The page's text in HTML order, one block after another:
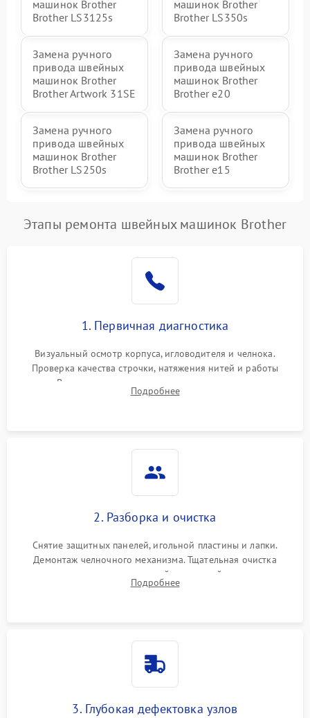
машинок Brother
Brother LS3125s
машинок Brother
Brother LS350s
Замена ручного
привода швейных
машинок Brother
Brother Artwork 31SE
Замена ручного
привода швейных
машинок Brother
Brother e20
Замена ручного
привода швейных
машинок Brother
Brother LS250s
Замена ручного
привода швейных
машинок Brother
Brother e15
Этапы ремонта швейных машинок Brother
1. Первичная диагностика
Визуальный осмотр корпуса, игловодителя и челнока.
Проверка качества строчки, натяжения нитей и работы
педали. Выявление посторонних стуков, пропусков стежков,
обрывов нити или заклинивания механизмов на тестовом
Подробнее
2. Разборка и очистка
Снятие защитных панелей, игольной пластины и лапки.
Демонтаж челночного механизма. Тщательная очистка
внутренних узлов от скопившейся тканевой пыли, очесов,
остатков старой смазки и обрывков нитей с помощью
Подробнее
3. Глубокая дефектовка узлов